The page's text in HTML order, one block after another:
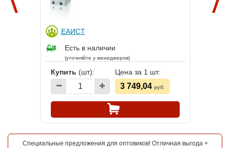
ЕАИСТ
Есть в наличии
(уточняйте у менеджеров)
Купить (шт): Цена за 1 шт:
3 749,04 руб.
Специальные предложения для оптовиков! Отличная выгода +